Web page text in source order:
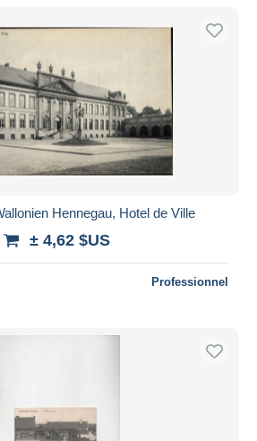
bancaire
Hennegau, Hotel de Ville
± 4,62 $US
Professionnel